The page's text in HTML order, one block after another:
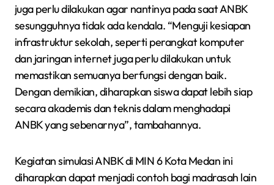
juga perlu dilakukan agar nantinya pada saat ANBK
sesungguhnya tidak ada kendala. “Menguji kesiapan
infrastruktur sekolah, seperti perangkat komputer
dan jaringan internet juga perlu dilakukan untuk
memastikan semuanya berfungsi dengan baik.
Dengan demikian, diharapkan siswa dapat lebih siap
secara akademis dan teknis dalam menghadapi
ANBK yang sebenarnya”, tambahannya.
Kegiatan simulasi ANBK di MIN 6 Kota Medan ini
diharapkan dapat menjadi contoh bagi madrasah lain